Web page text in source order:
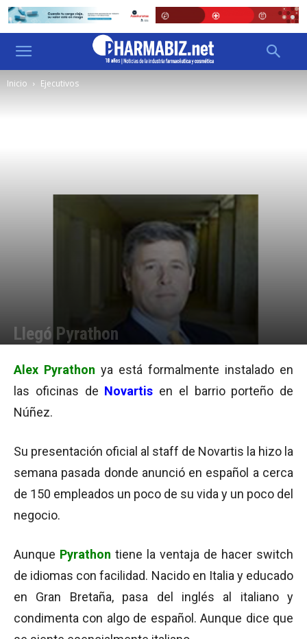
Inicio Ejecutivos
Llegó Pyrathon
Alex Pyrathon ya está formalmente instalado en
las oficinas de Novartis en el barrio porteño de
Núñez.
Su presentación oficial al staff de Novartis la hizo la
semana pasada donde anunció en español a cerca
de 150 empleados un poco de su vida y un poco del
negocio.
Aunque Pyrathon tiene la ventaja de hacer switch
de idiomas con facilidad. Nacido en Italia y educado
en Gran Bretaña, pasa del inglés al italiano y
condimenta con algo de español. Aunque dice que